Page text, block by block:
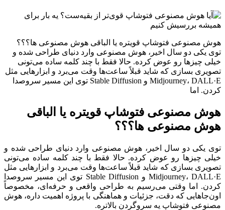
هوش مصنوعی فتوشاپ قویتره یا الباقی هوش مصنوعی ها؟؟؟
توی یکی دو سال اخیر، هوش مصنوعی وارد دنیای طراحی شده و
خیلی چیزها رو عوض کرده. حالا فقط با چند کلمه ساده می‌تونی
تصویری بسازی که شاید قبلاً ساعت‌ها وقت می‌برد و ابزارهایی مثل
Midjourney، DALL·E و Stable Diffusion توی این مسیر سروصدا
کردن. اما
هوش مصنوعی فتوشاپ قویتره یا الباقی
هوش مصنوعی ها؟؟؟
توی یکی دو سال اخیر، هوش مصنوعی وارد دنیای طراحی شده و
خیلی چیزها رو عوض کرده. حالا فقط با چند کلمه ساده می‌تونی
تصویری بسازی که شاید قبلاً ساعت‌ها وقت می‌برد و ابزارهایی مثل
Midjourney، DALL·E و Stable Diffusion توی این مسیر سروصدا
کردن. اما وقتی می‌رسیم به طراحی واقعی و حرفه‌ای، مخصوصاً
اون‌جاهایی که دقت، جزئیات و هماهنگی با پروژه اهمیت داره، هوش
مصنوعی فتوشاپ یه سروگردن بالاتره.